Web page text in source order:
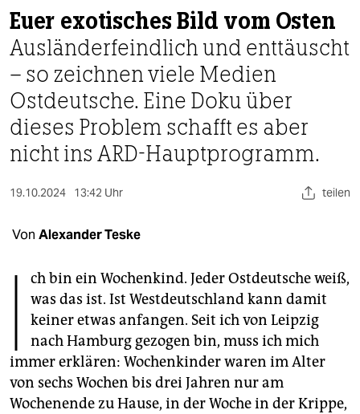
wahrheit
verlag
verlag
veranstaltungen
shop
abo
genossenschaft
epaper login
Euer exotisches Bild vom Osten
Ausländerfeindlich und enttäuscht
– so zeichnen viele Medien
Ostdeutsche. Eine Doku über
dieses Problem schafft es aber
nicht ins ARD-Hauptprogramm.
19.10.2024 13:42 Uhr teilen
Von Alexander Teske
I
ch bin ein Wochenkind. Jeder Ostdeutsche weiß,
was das ist. Ist Westdeutschland kann damit
keiner etwas anfangen. Seit ich von Leipzig
nach Hamburg gezogen bin, muss ich mich
immer erklären: Wochenkinder waren im Alter
von sechs Wochen bis drei Jahren nur am
Wochenende zu Hause, in der Woche in der Krippe,